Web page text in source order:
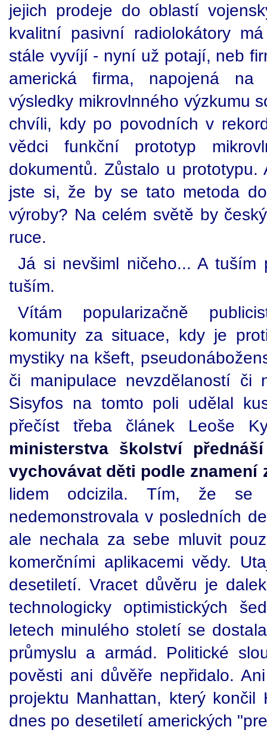
jejich prodeje do oblastí
kvalitní pasivní radiolokátory
stále vyvíjí - nyní už potají, neb
americká firma, napojená na
výsledky mikrovlnného výzkumu
chvíli, kdy po povodních v
vědci funkční prototyp
dokumentů. Zůstalo u prototypu.
jste si, že by se tato metoda
výroby? Na celém světě by
ruce.
Já si nevšiml ničeho... A tuším
tuším.
Vítám popularizačně
komunity za situace, kdy je
mystiky na kšeft,
či manipulace nevzdělaností či
Sisyfos na tomto poli udělal
přečíst třeba článek Leoše
ministerstva školství
vychovávat děti podle znamení
lidem odcizila. Tím, že se
nedemonstrovala v posledních
ale nechala za sebe mluvit
komerčními aplikacemi vědy.
desetiletí. Vracet důvěru je
technologicky optimistických
letech minulého století se
průmyslu a armád. Politické
pověsti ani důvěře nepřidalo.
projektu Manhattan, který končil
dnes po desetiletí amerických